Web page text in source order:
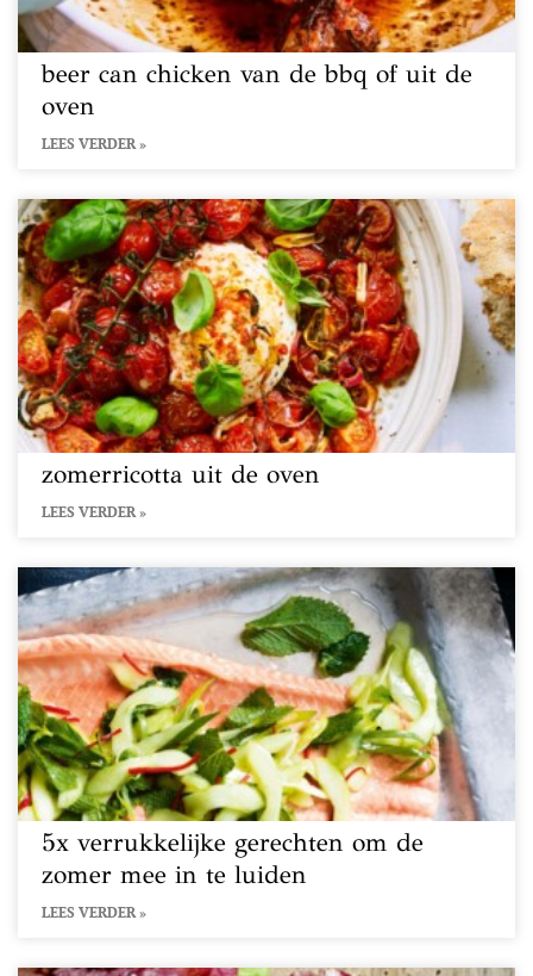
beer can chicken van de bbq of uit de
oven
LEES VERDER »
zomerricotta uit de oven
LEES VERDER »
5x verrukkelijke gerechten om de
zomer mee in te luiden
LEES VERDER »